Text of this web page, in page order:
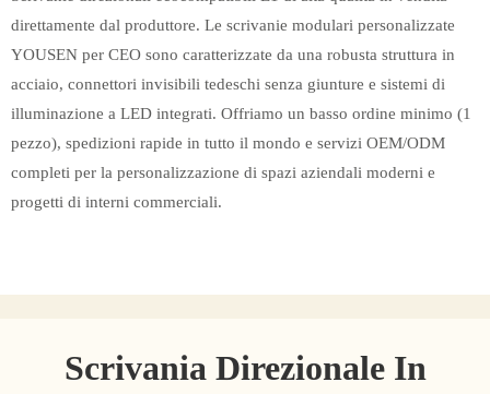
direttamente dal produttore. Le scrivanie modulari personalizzate
YOUSEN per CEO sono caratterizzate da una robusta struttura in
acciaio, connettori invisibili tedeschi senza giunture e sistemi di
illuminazione a LED integrati. Offriamo un basso ordine minimo (1
pezzo), spedizioni rapide in tutto il mondo e servizi OEM/ODM
completi per la personalizzazione di spazi aziendali moderni e
progetti di interni commerciali.
Scrivania Direzionale In